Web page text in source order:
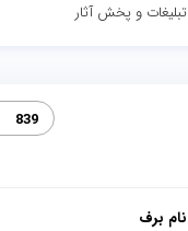
تبلیغات و پخش آثار
839
برف